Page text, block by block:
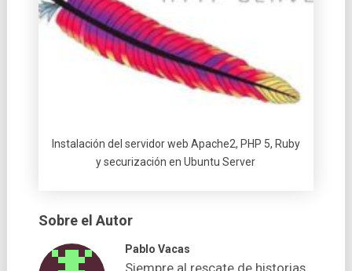
Instalación del servidor web Apache2, PHP 5, Ruby
y securización en Ubuntu Server
Sobre el Autor
Pablo Vacas
Siempre al rescate de historias